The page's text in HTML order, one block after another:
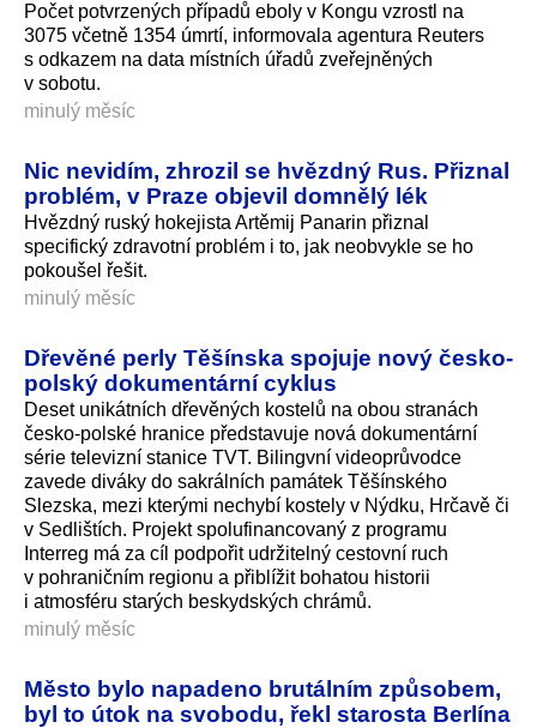
Počet potvrzených případů eboly v Kongu vzrostl na
3075 včetně 1354 úmrtí, informovala agentura Reuters
s odkazem na data místních úřadů zveřejněných
v sobotu.
minulý měsíc
Nic nevidím, zhrozil se hvězdný Rus. Přiznal
problém, v Praze objevil domnělý lék
Hvězdný ruský hokejista Artěmij Panarin přiznal
specifický zdravotní problém i to, jak neobvykle se ho
pokoušel řešit.
minulý měsíc
Dřevěné perly Těšínska spojuje nový česko-
polský dokumentární cyklus
Deset unikátních dřevěných kostelů na obou stranách
česko-polské hranice představuje nová dokumentární
série televizní stanice TVT. Bilingvní videoprůvodce
zavede diváky do sakrálních památek Těšínského
Slezska, mezi kterými nechybí kostely v Nýdku, Hrčavě či
v Sedlištích. Projekt spolufinancovaný z programu
Interreg má za cíl podpořit udržitelný cestovní ruch
v pohraničním regionu a přiblížit bohatou historii
i atmosféru starých beskydských chrámů.
minulý měsíc
Město bylo napadeno brutálním způsobem,
byl to útok na svobodu, řekl starosta Berlína